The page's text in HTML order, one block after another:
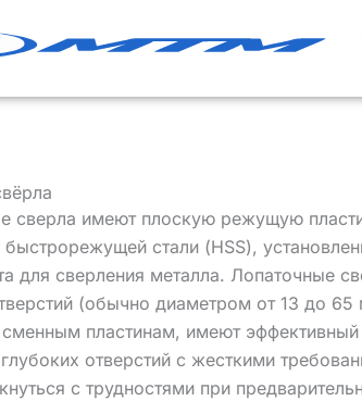
сверла имеют плоскую режущую
быстрорежущей стали (HSS),
для сверления металла. Лопаточные
(обычно диаметром от 13 до
пластинам, имеют
отверстий с жесткими
с трудностями при